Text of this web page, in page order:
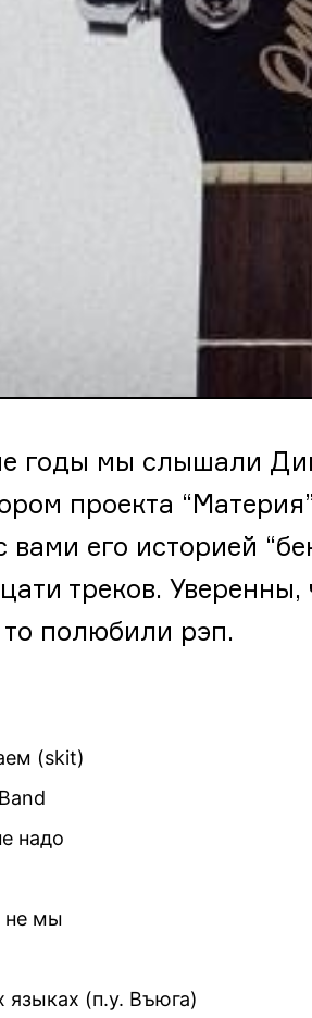
годы мы слышали
проекта
вами его историей
треков. Уверенны,
то полюбили рэп.
(skit)
надо
не мы
языках (п.у. Въюга)